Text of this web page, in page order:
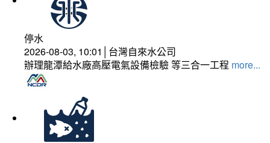
停水
2026-08-03, 10:01│台灣自來水公司
辦理龍潭給水廠高壓電氣設備檢驗 等三合一工程 more...